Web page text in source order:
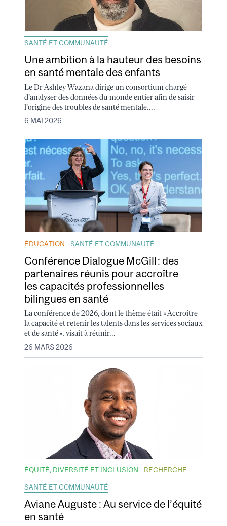
SANTÉ ET COMMUNAUTÉ
Une ambition à la hauteur des besoins
en santé mentale des enfants
Le Dr Ashley Wazana dirige un consortium chargé
d'analyser des données du monde entier afin de saisir
l'origine des troubles de santé mentale....
6 MAI 2026
ÉDUCATION SANTÉ ET COMMUNAUTÉ
Conférence Dialogue McGill : des
partenaires réunis pour accroître
les capacités professionnelles
bilingues en santé
La conférence de 2026, dont le thème était « Accroître
la capacité et retenir les talents dans les services sociaux
et de santé », visait à réunir...
26 MARS 2026
ÉQUITÉ, DIVERSITÉ ET INCLUSION RECHERCHE
SANTÉ ET COMMUNAUTÉ
Aviane Auguste : Au service de l’équité
en santé